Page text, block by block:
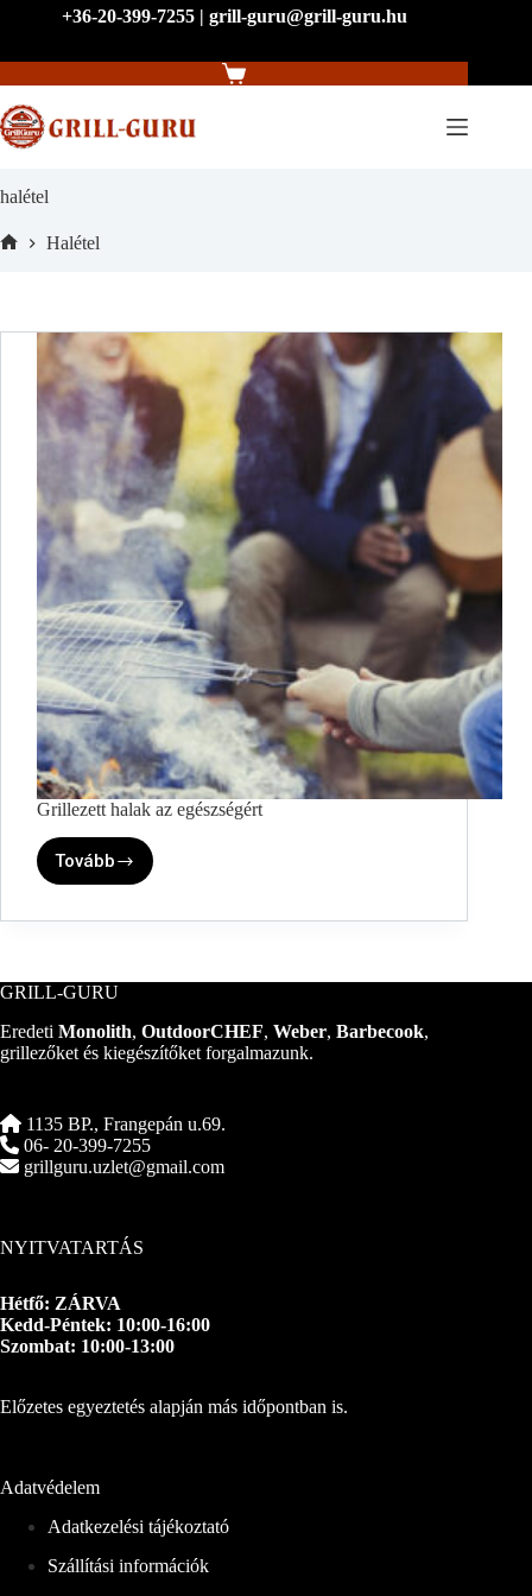
+36-20-399-7255 | grill-guru@grill-guru.hu
Shopping
halétel
Halétel
Grillezett halak az egészségért
TovábbGrillezett
halak
GRILL-GURU
Eredeti Monolith, OutdoorCHEF, Weber, Barbecook,
grillezőket és kiegészítőket forgalmazunk.
1135 BP., Frangepán u.69.
06- 20-399-7255
grillguru.uzlet@gmail.com
NYITVATARTÁS
Hétfő: ZÁRVA
Kedd-Péntek: 10:00-16:00
Szombat: 10:00-13:00
Előzetes egyeztetés alapján más időpontban is.
Adatvédelem
Adatkezelési tájékoztató
Szállítási információk